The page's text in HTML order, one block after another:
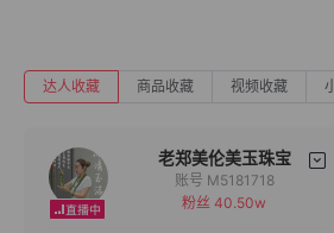
达人收藏 商品收藏 视频收藏
老郑美伦美玉珠宝
备注
账号 M5181718
粉丝 40.50w